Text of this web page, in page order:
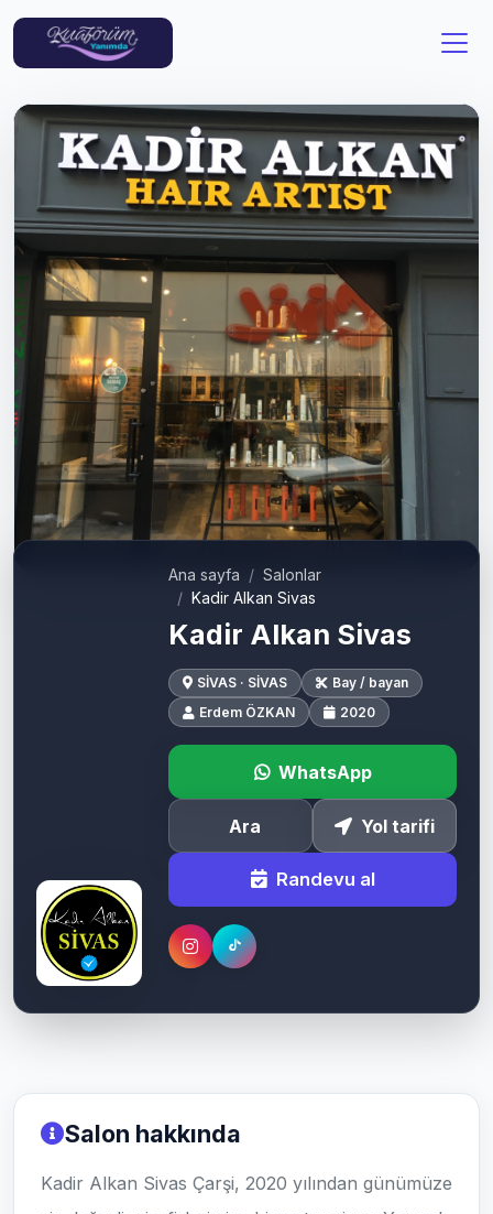
Ana sayfa
Salonlar
Kadir Alkan Sivas
Kadir Alkan Sivas
SİVAS · SİVAS
Bay / bayan
Erdem ÖZKAN
2020
WhatsApp
Ara Yol tarifi
Randevu al
Salon hakkında
Kadir Alkan Sivas Çarşi, 2020 yılından günümüze